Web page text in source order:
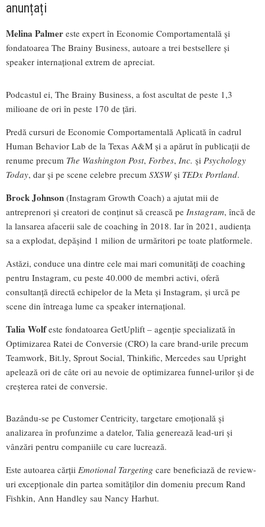
anunțați
Melina Palmer este expert în Economie Comportamentală și
fondatoarea The Brainy Business, autoare a trei bestsellere și
speaker internațional extrem de apreciat.
Podcastul ei, The Brainy Business, a fost ascultat de peste 1,3
milioane de ori în peste 170 de țări.
Predă cursuri de Economie Comportamentală Aplicată în cadrul
Human Behavior Lab de la Texas A&M și a apărut în publicații de
renume precum The Washington Post, Forbes, Inc. și Psychology
Today, dar și pe scene celebre precum SXSWși TEDx Portland.
Brock Johnson (Instagram Growth Coach) a ajutat mii de
antreprenori și creatori de conținut să crească pe Instagram, încă de
la lansarea afacerii sale de coaching în 2018. Iar în 2021, audiența
sa a explodat, depășind 1 milion de urmăritori pe toate platformele.
Astăzi, conduce una dintre cele mai mari comunități de coaching
pentru Instagram, cu peste 40.000 de membri activi, oferă
consultanță directă echipelor de la Meta și Instagram, și urcă pe
scene din întreaga lume ca speaker internațional.
Talia Wolfeste fondatoarea GetUplift – agenție specializată în
Optimizarea Ratei de Conversie (CRO) la care brand-urile precum
Teamwork, Bit.ly, Sprout Social, Thinkific, Mercedes sau Upright
apelează ori de câte ori au nevoie de optimizarea funnel-urilor și de
creșterea ratei de conversie.
Bazându-se pe Customer Centricity, targetare emoțională și
analizarea în profunzime a datelor, Talia generează lead-uri și
vânzări pentru companiile cu care lucrează.
Este autoarea cărții Emotional Targeting care beneficiază de review-
uri excepționale din partea somităților din domeniu precum Rand
Fishkin, Ann Handley sau Nancy Harhut.